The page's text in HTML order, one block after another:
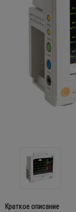
Краткое описание